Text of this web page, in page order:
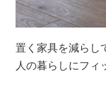
置く家具を減らし
人の暮らしにフィ